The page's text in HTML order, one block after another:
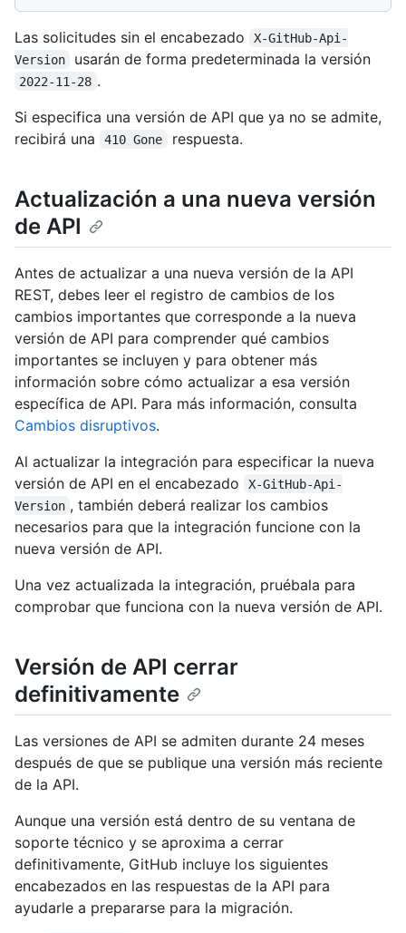
Las solicitudes sin el encabezado
X-GitHub-Api-
Version
usarán de forma predeterminada la versión
2022-11-28 .
Si especifica una versión de API que ya no se admite,
recibirá una
410 Gone respuesta.
Actualización a una nueva versión
de API
Antes de actualizar a una nueva versión de la API
REST, debes leer el registro de cambios de los
cambios importantes que corresponde a la nueva
versión de API para comprender qué cambios
importantes se incluyen y para obtener más
información sobre cómo actualizar a esa versión
específica de API. Para más información, consulta
Cambios disruptivos.
Al actualizar la integración para especificar la nueva
versión de API en el encabezado
X-GitHub-Api-
Version , también deberá realizar los cambios
necesarios para que la integración funcione con la
nueva versión de API.
Una vez actualizada la integración, pruébala para
comprobar que funciona con la nueva versión de API.
Versión de API cerrar
definitivamente
Las versiones de API se admiten durante 24 meses
después de que se publique una versión más reciente
de la API.
Aunque una versión está dentro de su ventana de
soporte técnico y se aproxima a cerrar
definitivamente, GitHub incluye los siguientes
encabezados en las respuestas de la API para
ayudarle a prepararse para la migración.